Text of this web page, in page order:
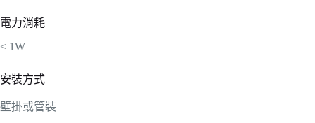
電力消耗
< 1W
安裝方式
壁掛或管裝